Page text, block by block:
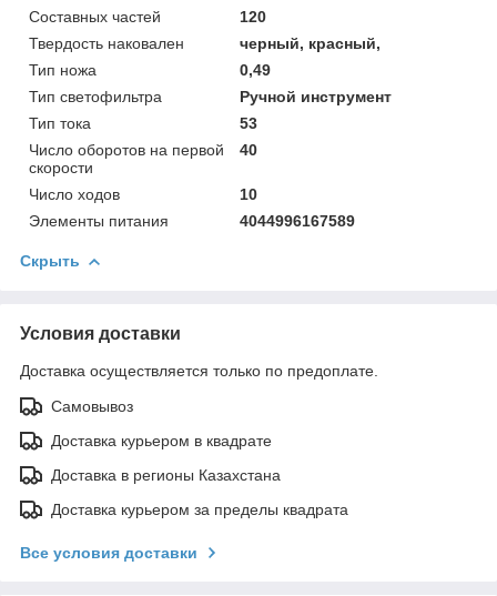
Составных частей
120
Твердость наковален
черный, красный,
Тип ножа
0,49
Тип светофильтра
Ручной инструмент
Тип тока
53
Число оборотов на первой
скорости
40
Число ходов
10
Элементы питания
4044996167589
Скрыть
Условия доставки
Доставка осуществляется только по предоплате.
Самовывоз
Доставка курьером в квадрате
Доставка в регионы Казахстана
Доставка курьером за пределы квадрата
Все условия доставки